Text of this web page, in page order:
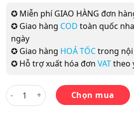
✪ Miễn phí GIAO HÀNG đơn
✪ Giao hàng COD toàn quốc
ngày
✪ Giao hàng HOẢ TỐCtrong nội
✪ Hỗ trợ xuất hóa đơn VATtheo
Family and Friends Class book -
Chọn mua